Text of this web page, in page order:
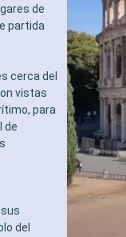
de
partida
cerca del
vistas
para
de
del